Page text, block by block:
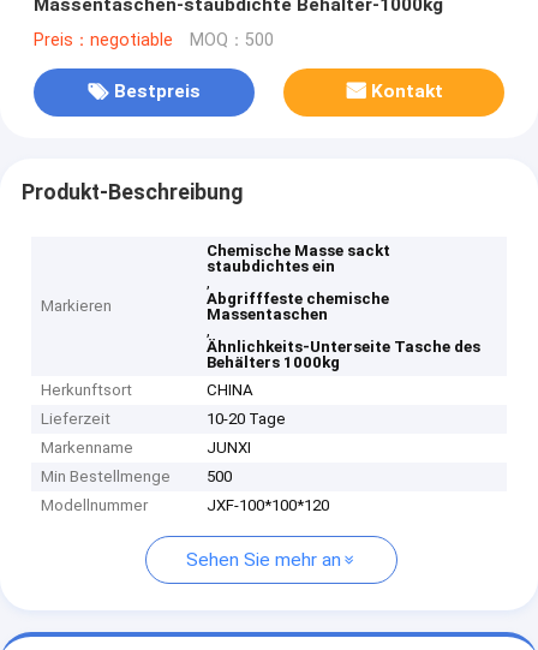
Massentaschen-staubdichte Behälter-1000kg
Preis：negotiable MOQ：500
Bestpreis Kontakt
Produkt-Beschreibung
Markieren
Chemische Masse sackt
staubdichtes ein
,
Abgrifffeste chemische
Massentaschen
,
Ähnlichkeits-Unterseite Tasche des
Behälters 1000kg
Herkunftsort
CHINA
Lieferzeit
10-20 Tage
Markenname
JUNXI
Min Bestellmenge
500
Modellnummer
JXF-100*100*120
Sehen Sie mehr an